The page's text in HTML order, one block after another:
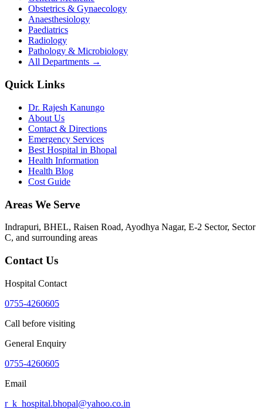
Obstetrics & Gynaecology
Anaesthesiology
Paediatrics
Radiology
Pathology & Microbiology
All Departments →
Quick Links
Dr. Rajesh Kanungo
About Us
Contact & Directions
Emergency Services
Best Hospital in Bhopal
Health Information
Health Blog
Cost Guide
Areas We Serve
Indrapuri, BHEL, Raisen Road, Ayodhya Nagar, E-2 Sector, Sector
C, and surrounding areas
Contact Us
Hospital Contact
0755-4260605
Call before visiting
General Enquiry
0755-4260605
Email
r_k_hospital.bhopal@yahoo.co.in